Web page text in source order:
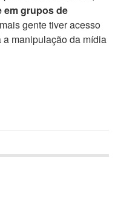
em grupos de
gente tiver acesso
a manipulação da mídia